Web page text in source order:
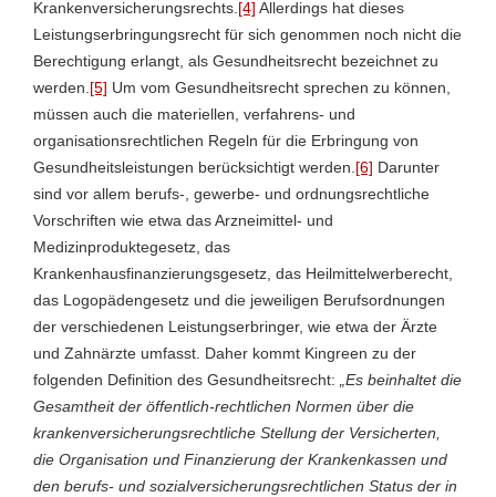
Krankenversicherungsrechts. [4] Allerdings hat dieses
Leistungserbringungsrecht für sich genommen noch nicht die
Berechtigung erlangt, als Gesundheitsrecht bezeichnet zu
werden. [5] Um vom Gesundheitsrecht sprechen zu können,
müssen auch die materiellen, verfahrens- und
organisationsrechtlichen Regeln für die Erbringung von
Gesundheitsleistungen berücksichtigt werden. [6] Darunter
sind vor allem berufs-, gewerbe- und ordnungsrechtliche
Vorschriften wie etwa das Arzneimittel- und
Medizinproduktegesetz, das
Krankenhausfinanzierungsgesetz, das Heilmittelwerberecht,
das Logopädengesetz und die jeweiligen Berufsordnungen
der verschiedenen Leistungserbringer, wie etwa der Ärzte
und Zahnärzte umfasst. Daher kommt Kingreen zu der
folgenden Definition des Gesundheitsrecht:
„Es beinhaltet die
Gesamtheit der öffentlich-rechtlichen Normen über die
krankenversicherungsrechtliche Stellung der Versicherten,
die Organisation und Finanzierung der Krankenkassen und
den berufs- und sozialversicherungsrechtlichen Status der in